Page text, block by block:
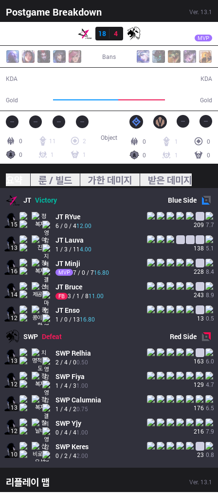
Postgame Breakdown Ver. 13.1
18
4 MVP
Bans
KDA
Gold Gold
KDA
0 11
2
0
1 1
0 1
0
0
1 0
Object
룬 / 빌드 가한 데미지 받은 데미지
JT Victory BlueSide
15
JT RYue
6 / 0 / 412.00 209 7.7
13
JT Lauva
1 / 3 / 114.00 138 5.1
16
JT Minji
MVP 7 / 0 / 716.80 228 8.4
14
JT Bruce
FB 3 / 1 / 811.00 243 8.9
12
JT Enso
1 / 0 / 1316.80 13 0.5
SWP Defeat RedSide
13
SWP Relhia
2 / 4 / 00.50 163 6.0
12
SWP Fiya
1 / 4 / 31.00 129 4.7
13
SWPCalumnia
1 / 4 / 20.75 176 6.5
12
SWPYjy
0 / 4 / 41.00 216 7.9
10
SWP Keres
0 / 2 / 42.00 23 0.8
리플레이 맵 Ver. 13.1